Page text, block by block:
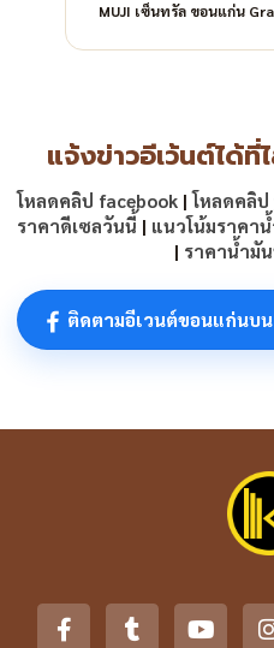
MUJI เซ็นทรัล ขอนแก่น
แจ้งข่าวอีเว้นต์ได้ที่
โหลดคลิป facebook |โหลดคลิ
ราคาดีเซลวันนี้ | แนวโน้มราคา
| ราคาน้ำมั
ติดตามอีเวนต์ขอนแก่นบ